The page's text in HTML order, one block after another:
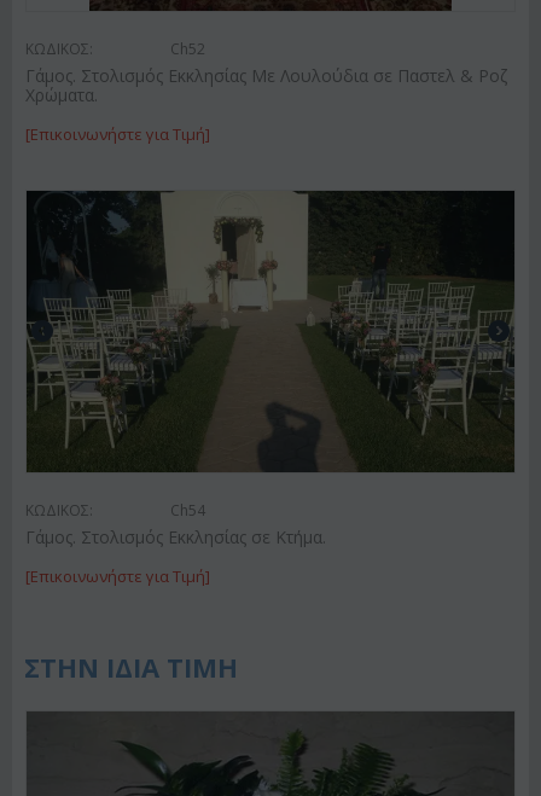
ΚΩΔΙΚΟΣ: Ch52
Γάμος. Στολισμός Εκκλησίας Με Λουλούδια σε Παστελ & Ροζ
Χρώματα.
[Επικοινωνήστε για Τιμή]
ΚΩΔΙΚΟΣ: Ch54
Γάμος. Στολισμός Εκκλησίας σε Κτήμα.
[Επικοινωνήστε για Τιμή]
ΣΤΗΝ ΙΔΙΑ ΤΙΜΗ